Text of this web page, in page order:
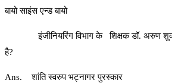
बायो साइंस एन्ड बायो
इंजीनियरिंग विभाग के शिक्षक डॉ. अरुण शुक्ला
है?
Ans. शांति स्वरुप भट्नागर पुरस्कार